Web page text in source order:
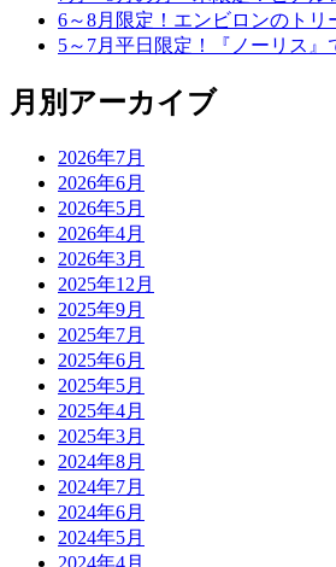
6～8月限定！エンビロンのト
5～7月平日限定！『ノーリス
月別アーカイブ
2026年7月
2026年6月
2026年5月
2026年4月
2026年3月
2025年12月
2025年9月
2025年7月
2025年6月
2025年5月
2025年4月
2025年3月
2024年8月
2024年7月
2024年6月
2024年5月